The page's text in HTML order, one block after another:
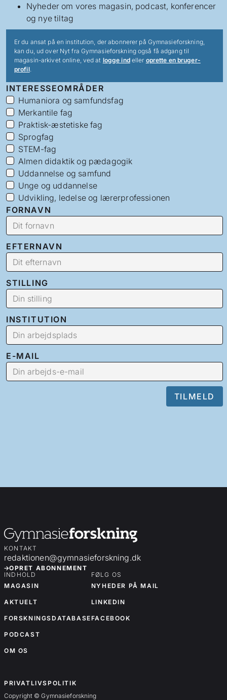
Nyheder om vores magasin, podcast, konferencer
og nye tiltag
Er du ansat på en institution, der abonnerer på Gymnasieforskning,
kan du, ud over Nyt fra Gymnasieforskning også få adgang til
magasin-arkivet online, ved at logge indeller oprette en bruger-
profil.
INTERESSEOMRÅDER
Humaniora og samfundsfag
Merkantile fag
Praktisk-æstetiske fag
Sprogfag
STEM-fag
Almen didaktik og pædagogik
Uddannelse og samfund
Unge og uddannelse
Udvikling, ledelse og lærerprofessionen
FORNAVN
EFTERNAVN
STILLING
INSTITUTION
E-MAIL
KONTAKT
redaktionen@gymnasieforskning.dk
OPRET ABONNEMENT
INDHOLD
MAGASIN
AKTUELT
FORSKNINGSDATABASE
PODCAST
OM OS
FØLG OS
NYHEDER PÅ MAIL
LINKEDIN
FACEBOOK
PRIVATLIVSPOLITIK
Forskningsartikler
Copyright © Gymnasieforskning